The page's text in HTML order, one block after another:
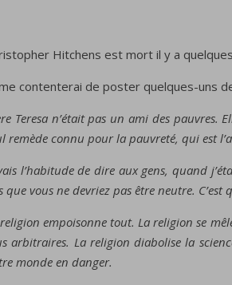
Hitchens est mort il y a
contenterai de poster quelques-uns
Teresa n’était pas un ami des pauvres.
remède connu pour la pauvreté, qui est
l’habitude de dire aux gens, quand
que vous ne devriez pas être neutre.
empoisonne tout. La religion se
arbitraires. La religion diabolise la
monde en danger.